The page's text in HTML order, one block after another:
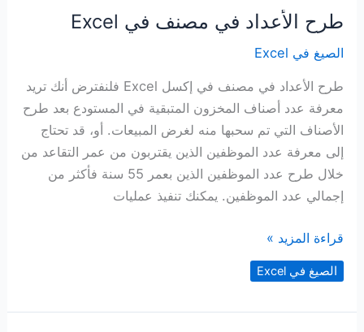
إدراجها
أو
طرح الأعداد في مصنف في Excel
الصيغ في Excel
طرح الأعداد في مصنف في إكسل Excel فلنفترض أنك تريد
معرفة عدد أصناف المخزون المتبقية في المستودع بعد طرح
الأصناف التي تم سحبها منه لغرض المبيعات. أو، قد تحتاج
إلى معرفة عدد الموظفين الذين يقتربون من عمر التقاعد من
خلال طرح عدد الموظفين الذين بعمر 55 سنة فأكثر من
إجمالي عدد الموظفين. يمكنك تنفيذ عمليات
طرح
الأعداد
في
قراءة المزيد »
الصيغ في Excel